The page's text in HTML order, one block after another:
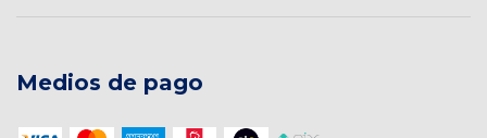
Medios de pago